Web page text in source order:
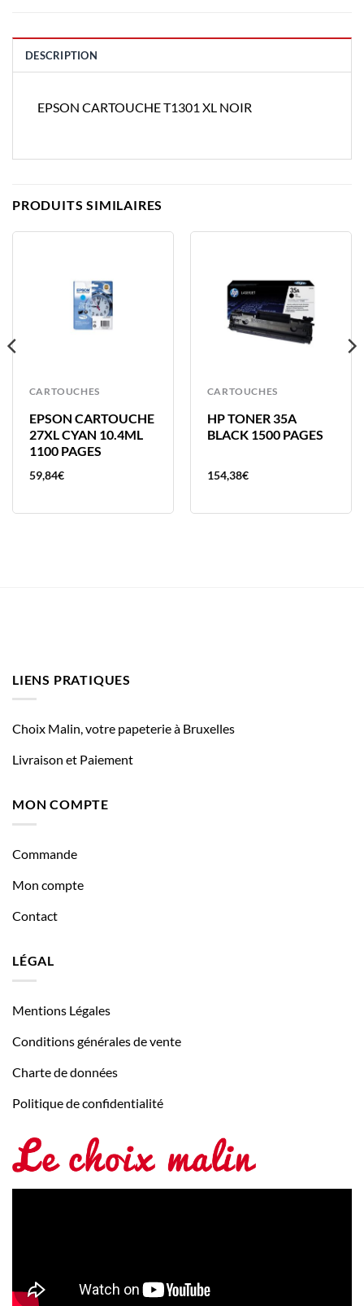
DESCRIPTION
EPSON CARTOUCHE T1301 XL NOIR
PRODUITS SIMILAIRES
CARTOUCHES
EPSON CARTOUCHE
27XL CYAN 10.4ML
1100 PAGES
59,84€
CARTOUCHES
HP TONER 35A
BLACK 1500 PAGES
154,38€
LIENS PRATIQUES
Choix Malin, votre papeterie à Bruxelles
Livraison et Paiement
MON COMPTE
Commande
Mon compte
Contact
LÉGAL
Mentions Légales
Conditions générales de vente
Charte de données
Politique de confidentialité